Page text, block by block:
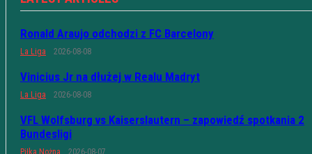
Ronald Araujo odchodzi z FC Barcelony
La Liga 2026-08-08
Vinicius Jr na dłużej w Realu Madryt
La Liga 2026-08-08
VFL Wolfsburg vs Kaiserslautern – zapowiedź spotkania 2
Bundesligi
Piłka Nożna 2026-08-07